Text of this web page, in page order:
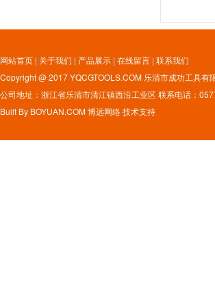
网站首页 | 关于我们 | 产品展示 | 在线留言 | 联系我们
Copyright @ 2017 YQCGTOOLS.COM 乐清市成功工具
公司地址：浙江省乐清市清江镇西沿工业区 联系电话：
Built By BOYUAN.COM博远网络技术支持